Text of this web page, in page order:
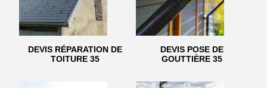
DEVIS RÉPARATION DE
TOITURE 35
DEVIS POSE DE
GOUTTIÈRE 35